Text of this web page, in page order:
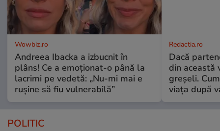
Wowbiz.ro
Andreea Ibacka a izbucnit în
plâns! Ce a emoționat-o până la
lacrimi pe vedetă: „Nu-mi mai e
rușine să fiu vulnerabilă”
Redactia.ro
Dacă
din această
greșeli.
viața după
POLITIC